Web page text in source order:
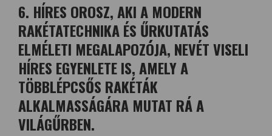
6. HÍRES OROSZ, AKI A MODERN
RAKÉTATECHNIKA ÉS ŰRKUTATÁS
ELMÉLETI MEGALAPOZÓJA, NEVÉT VISELI
HÍRES EGYENLETE IS, AMELY A
TÖBBLÉPCSŐS RAKÉTÁK
ALKALMASSÁGÁRA MUTAT RÁ A
VILÁGŰRBEN.